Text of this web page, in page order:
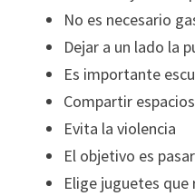
No es necesario
Dejar a un lado la
Es importante
Compartir espacios
Evita la violencia
El objetivo es
Elige juguetes